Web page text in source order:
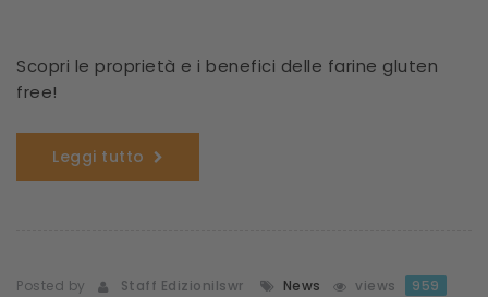
Scopri le proprietà e i benefici delle farine gluten
free!
Leggi tutto
Posted by Staff Edizionilswr News views 959